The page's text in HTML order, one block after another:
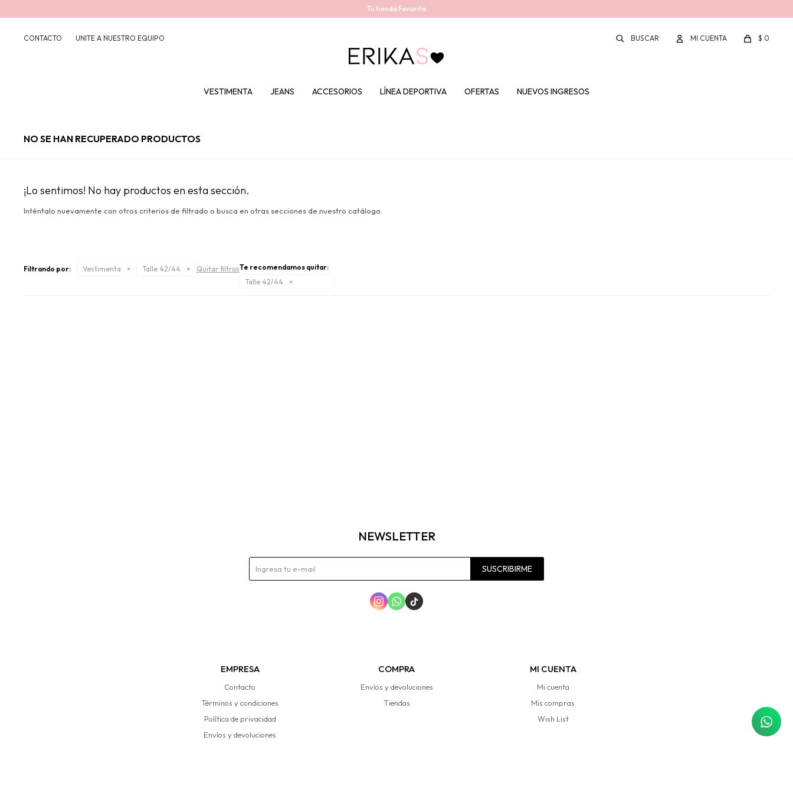
Tu tienda Favorita
VESTIMENTA JEANS ACCESORIOS LÍNEA DEPORTIVA OFERTAS NUEVOS INGRESOS
$ 0
CONTACTO UNITE A NUESTRO EQUIPO
NO SE HAN RECUPERADO PRODUCTOS
¡Lo sentimos! No hay productos en esta sección.
Inténtalo nuevamente con otros criterios de filtrado o busca en otras secciones de nuestro catálogo.
Filtrando por: Vestimenta Talle 42/44 Quitar filtrosTe recomendamos quitar:
Talle 42/44
EMPRESA
Contacto
Términos y condiciones
Política de privacidad
Envíos y devoluciones
COMPRA
Envíos y devoluciones
Tiendas
MI CUENTA
Mi cuenta
Mis compras
Wish List
NEWSLETTER
SUSCRIBIRME
  